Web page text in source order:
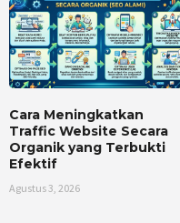
Cara Meningkatkan
Traffic Website Secara
Organik yang Terbukti
Efektif
Agustus 3, 2026